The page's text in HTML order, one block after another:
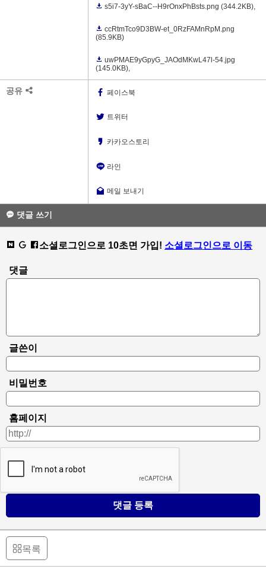
s5i7-3yY-sBaC--H9rOnxPhBsts.png (344.2KB),
ccRtmTco9D3BW-et_0RzFAMnRpM.png
(85.9KB)
uwPMAE9yGpyG_JAOdMKwL47l-54.jpg
(145.0KB),
공유 페이스북
트위터
카카오스토리
라인
메일 보내기
댓글 쓰기
소셜로그인으로 10초면 가입! 소셜로그인으로 이동
댓글
글쓴이
비밀번호
홈페이지
댓글 등록
목록